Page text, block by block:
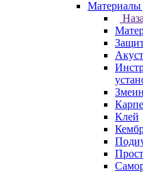
Материалы
Клей